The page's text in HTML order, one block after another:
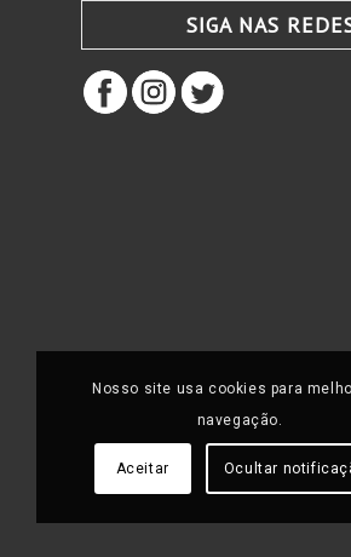
SIGA NAS
Nosso site usa cookies para
navegação.
Aceitar Ocultar